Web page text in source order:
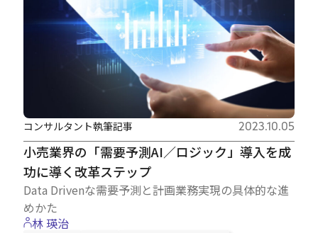
小売業界の「需要予測AI／ロジック」導入を成
功に導く改革ステップ
Data Drivenな需要予測と計画業務実現の具体的な進
めかた
コンサルタント執筆記事 2023.10.05
林 瑛治